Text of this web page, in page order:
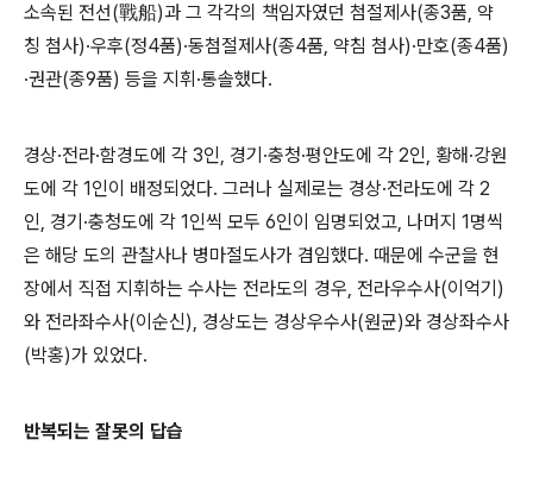
소속된 전선(戰船)과 그 각각의 책임자였던 첨절제사(종3품, 약
칭 첨사)·우후(정4품)·동첨절제사(종4품, 약침 첨사)·만호(종4품)
·권관(종9품) 등을 지휘·통솔했다.
경상·전라·함경도에 각 3인, 경기·충청·평안도에 각 2인, 황해·강원
도에 각 1인이 배정되었다. 그러나 실제로는 경상·전라도에 각 2
인, 경기·충청도에 각 1인씩 모두 6인이 임명되었고, 나머지 1명씩
은 해당 도의 관찰사나 병마절도사가 겸임했다. 때문에 수군을 현
장에서 직접 지휘하는 수사는 전라도의 경우, 전라우수사(이억기)
와 전라좌수사(이순신), 경상도는 경상우수사(원균)와 경상좌수사
(박홍)가 있었다.
반복되는 잘못의 답습